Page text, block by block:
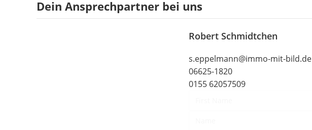
Dein Ansprechpartner bei uns
Robert Schmidtchen
s.eppelmann@immo-mit-bild.de
06625-1820
0155 62057509